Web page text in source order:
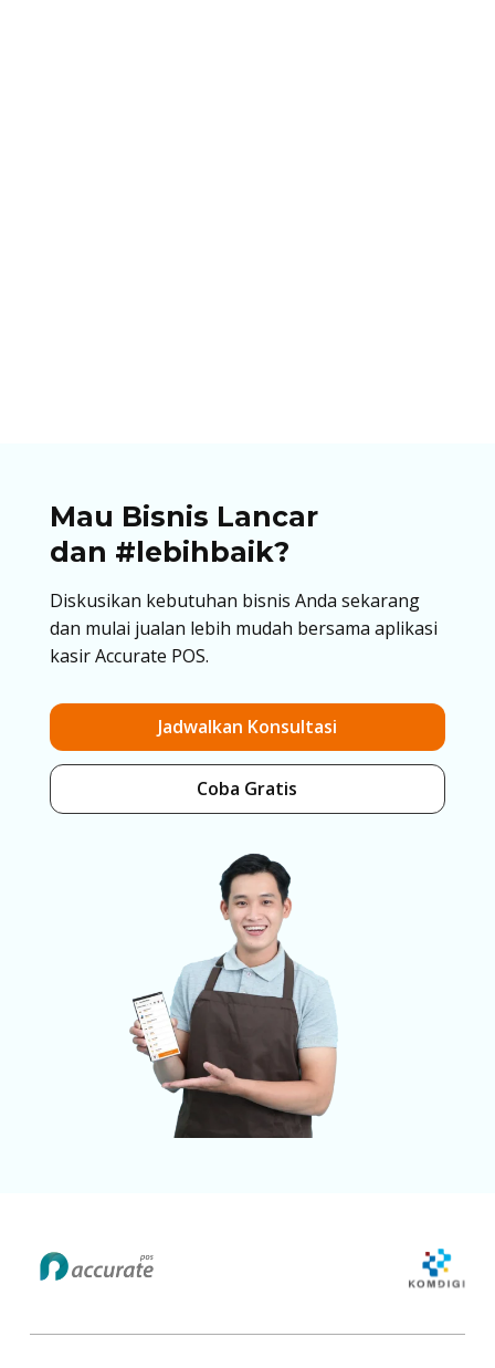
Mau Bisnis Lancar
dan #lebihbaik?
Diskusikan kebutuhan bisnis Anda sekarang
dan mulai jualan lebih mudah bersama aplikasi
kasir Accurate POS.
Jadwalkan Konsultasi
Coba Gratis